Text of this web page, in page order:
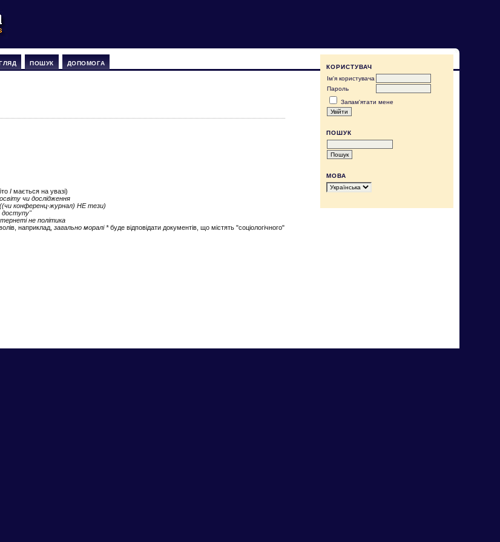
КОРИСТУВАЧ
Ім'я користувача
Пароль
Запам'ятати мене
ПОШУК
МОВА
ПОШУК ДОПОМОГА
І мається на увазі)
освіту чи дослідження
((чи конференц-журнал) НЕ тези)
доступу"
не політика
наприклад,загально моралі *буде відповідати документів, що містять "соціологічного"